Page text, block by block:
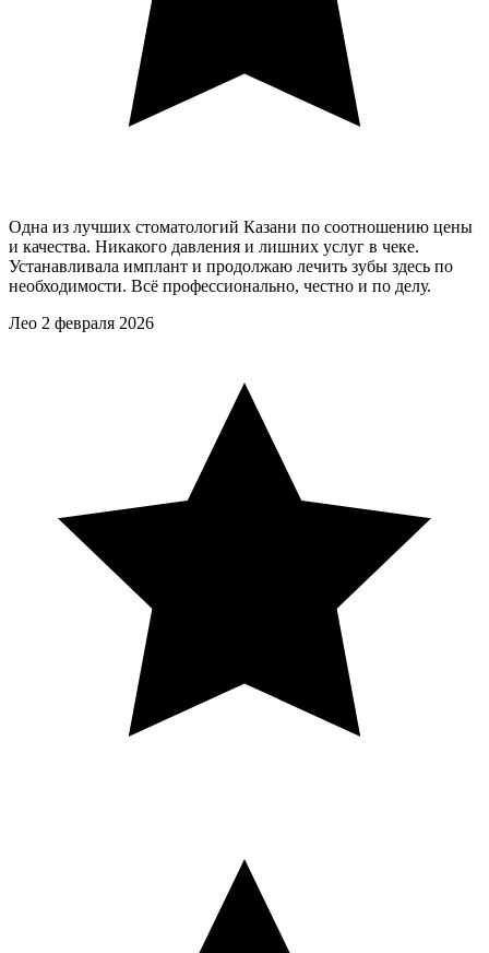
Одна из лучших стоматологий Казани по соотношению цены
и качества. Никакого давления и лишних услуг в чеке.
Устанавливала имплант и продолжаю лечить зубы здесь по
необходимости. Всё профессионально, честно и по делу.
Лео 2 февраля 2026